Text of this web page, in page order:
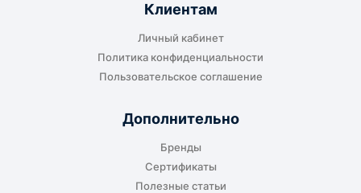
До адреса клиента
Подходит, если нужно доставить
оборудование прямо на объект, склад,
габаритов груза.
Клиентам
Личный кабинет
Политика конфиденциальности
Пользовательское соглашение
Дополнительно
Бренды
Сертификаты
Полезные статьи